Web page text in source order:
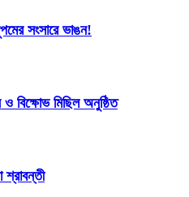
সংসারে ভাঙন!
বিক্ষোভ মিছিল অনুষ্ঠিত